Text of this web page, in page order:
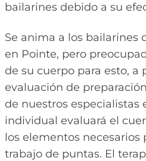
bailarines debido a su
Se anima a los bailarines
en Pointe, pero
de su cuerpo para esto, a
evaluación de
de nuestros especialistas
individual evaluará el
los elementos necesarios
trabajo de puntas. El